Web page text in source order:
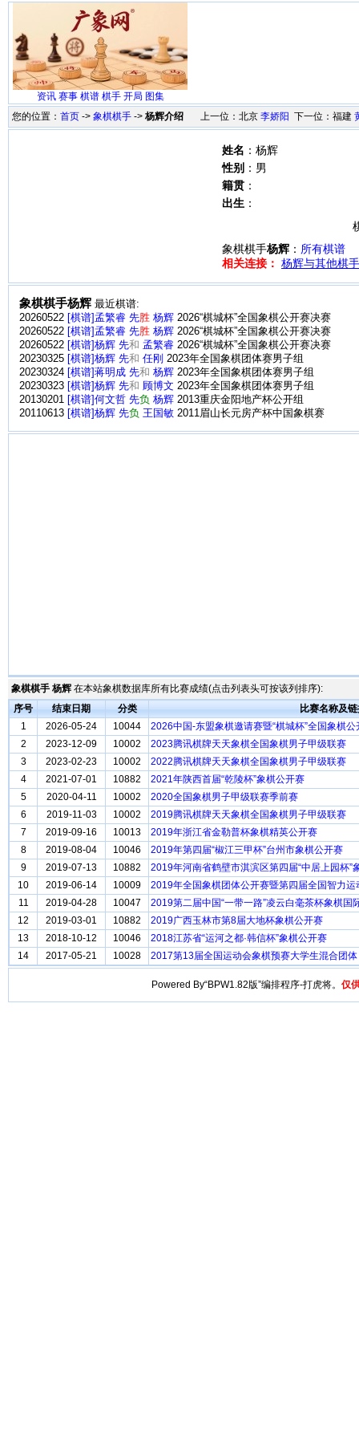
资讯 赛事 棋谱 棋手 开局 图集
您的位置： 首页 -> 象棋棋手 -> 杨辉介绍 上一位：北京 李娇阳 下一位：福建
姓名 ：杨辉
性别 ：男
籍贯 ：
出生 ：
象棋棋手杨辉 ： 所有棋谱
相关连接： 杨辉与其他棋
象棋棋手杨辉 最近棋谱:
20260522 [棋谱]孟繁睿 先胜 杨辉 2026“棋城杯”全国象棋公开赛决赛
20260522 [棋谱]孟繁睿 先胜 杨辉 2026“棋城杯”全国象棋公开赛决赛
20260522 [棋谱]杨辉 先和 孟繁睿 2026“棋城杯”全国象棋公开赛决赛
20230325 [棋谱]杨辉 先和 任刚 2023年全国象棋团体赛男子组
20230324 [棋谱]蒋明成 先和 杨辉 2023年全国象棋团体赛男子组
20230323 [棋谱]杨辉 先和 顾博文 2023年全国象棋团体赛男子组
20130201 [棋谱]何文哲 先负 杨辉 2013重庆金阳地产杯公开组
20110613 [棋谱]杨辉 先负 王国敏 2011眉山长元房产杯中国象棋赛
象棋棋手 杨辉 在本站象棋数据库所有比赛成绩(点击列表头可按该列排序):
序号
结束日期 分类
比赛名称及链
1
2026-05-24 10044
2026中国-东盟象棋邀请赛暨“棋城杯”全国象棋公
2
2023-12-09 10002
2023腾讯棋牌天天象棋全国象棋男子甲级联赛
3
2023-02-23 10002
2022腾讯棋牌天天象棋全国象棋男子甲级联赛
4
2021-07-01 10882
2021年陕西首届“乾陵杯”象棋公开赛
5
2020-04-11 10002
2020全国象棋男子甲级联赛季前赛
6
2019-11-03 10002
2019腾讯棋牌天天象棋全国象棋男子甲级联赛
7
2019-09-16 10013
2019年浙江省金勒普杯象棋精英公开赛
8
2019-08-04 10046
2019年第四届“椒江三甲杯”台州市象棋公开赛
9
2019-07-13 10882
2019年河南省鹤壁市淇滨区第四届“中居上园杯”
10
2019-06-14 10009
2019年全国象棋团体公开赛暨第四届全国智力运
11
2019-04-28 10047
2019第二届中国“一带一路”凌云白毫茶杯象棋国
12
2019-03-01 10882
2019广西玉林市第8届大地杯象棋公开赛
13
2018-10-12 10046
2018江苏省“运河之都·韩信杯”象棋公开赛
14
2017-05-21 10028 2017第13届全国运动会象棋预赛大学生混合团体
Powered By“BPW1.82版”编排程序-打虎将。 仅